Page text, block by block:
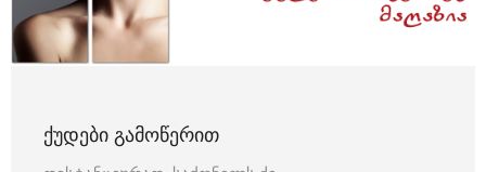
ᲥᲣᲓᲔᲑᲘ ᲒᲐᲛᲝᲬᲔᲠᲘᲗ